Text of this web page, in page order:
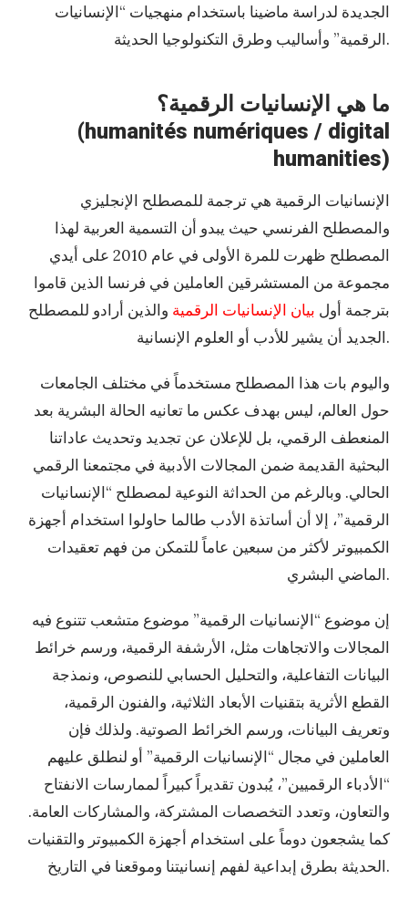
الجديدة لدراسة ماضينا باستخدام منهجيات “الإنسانيات
الرقمية” وأساليب وطرق التكنولوجيا الحديثة.
ما هي الإنسانيات الرقمية؟
(humanités numériques / digital
humanities)
الإنسانيات الرقمية هي ترجمة للمصطلح الإنجليزي
والمصطلح الفرنسي حيث يبدو أن التسمية العربية لهذا
المصطلح ظهرت للمرة الأولى في عام 2010 على أيدي
مجموعة من المستشرقين العاملين في فرنسا الذين قاموا
بترجمة أول بيان الإنسانيات الرقمية والذين أرادو للمصطلح
الجديد أن يشير للأدب أو العلوم الإنسانية.
واليوم بات هذا المصطلح مستخدماً في مختلف الجامعات
حول العالم، ليس بهدف عكس ما تعانيه الحالة البشرية بعد
المنعطف الرقمي، بل للإعلان عن تجديد وتحديث عاداتنا
البحثية القديمة ضمن المجالات الأدبية في مجتمعنا الرقمي
الحالي. وبالرغم من الحداثة النوعية لمصطلح “الإنسانيات
الرقمية”، إلا أن أساتذة الأدب طالما حاولوا استخدام أجهزة
الكمبيوتر لأكثر من سبعين عاماً للتمكن من فهم تعقيدات
الماضي البشري.
إن موضوع “الإنسانيات الرقمية” موضوع متشعب تتنوع فيه
المجالات والاتجاهات مثل، الأرشفة الرقمية، ورسم خرائط
البيانات التفاعلية، والتحليل الحسابي للنصوص، ونمذجة
القطع الأثرية بتقنيات الأبعاد الثلاثية، والفنون الرقمية،
وتعريف البيانات، ورسم الخرائط الصوتية. ولذلك فإن
العاملين في مجال “الإنسانيات الرقمية” أو لنطلق عليهم
“الأدباء الرقميين”، يُبدون تقديراً كبيراً لممارسات الانفتاح
والتعاون، وتعدد التخصصات المشتركة، والمشاركات العامة.
كما يشجعون دوماً على استخدام أجهزة الكمبيوتر والتقنيات
الحديثة بطرق إبداعية لفهم إنسانيتنا وموقعنا في التاريخ.